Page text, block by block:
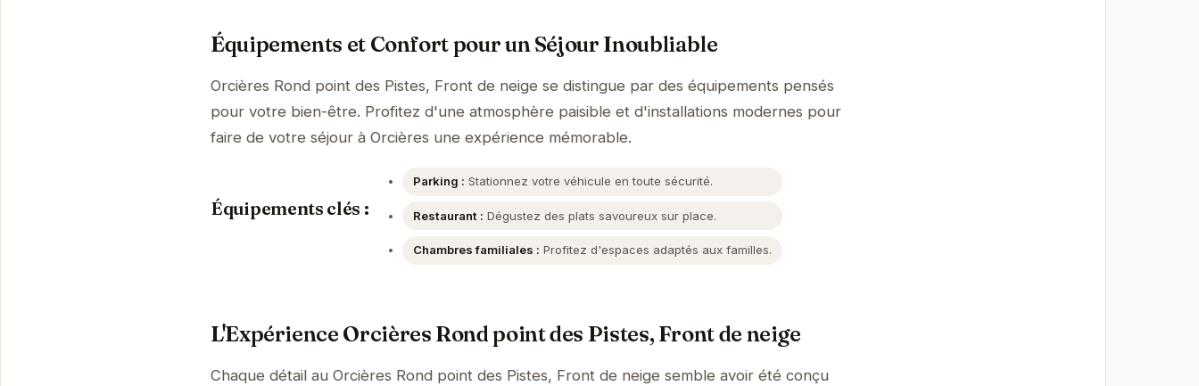
Équipements et Confort pour un Séjour Inoubliable
Orcières Rond point des Pistes, Front de neige se distingue par des équipements pensés
pour votre bien-être. Profitez d'une atmosphère paisible et d'installations modernes pour
faire de votre séjour à Orcières une expérience mémorable.
Équipements clés :
Parking : Stationnez votre véhicule en toute sécurité.
Restaurant : Dégustez des plats savoureux sur place.
Chambres familiales : Profitez d'espaces adaptés aux familles.
L'Expérience Orcières Rond point des Pistes, Front de neige
Chaque détail au Orcières Rond point des Pistes, Front de neige semble avoir été conçu